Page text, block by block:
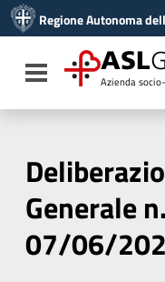
Vai al menu di
Vai al footer
Regione Autonoma
Toggle navigation
ASL
Azienda
Generale
07/06/